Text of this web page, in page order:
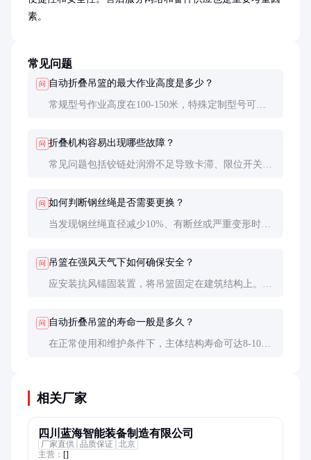
素。
常见问题
问 自动折叠吊篮的最大作业高度是多少？
常规型号作业高度在100-150米，特殊定制型号可达
问 折叠机构容易出现哪些故障？
常见问题包括铰链处润滑不足导致卡滞、限位开关失
问 如何判断钢丝绳是否需要更换？
当发现钢丝绳直径减少10%、有断丝或严重变形时必
问 吊篮在强风天气下如何确保安全？
应安装抗风锚固装置，将吊篮固定在建筑结构上。作
问 自动折叠吊篮的寿命一般是多久？
在正常使用和维护条件下，主体结构寿命可达8-10
相关厂家
四川蓝海智能装备制造有限公司
厂家直供 品质保证 北京
主营： []